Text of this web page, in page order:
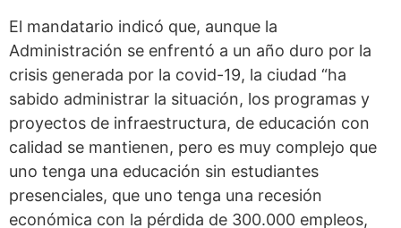
El mandatario indicó que, aunque la
Administración se enfrentó a un año duro por la
crisis generada por la covid-19, la ciudad “ha
sabido administrar la situación, los programas y
proyectos de infraestructura, de educación con
calidad se mantienen, pero es muy complejo que
uno tenga una educación sin estudiantes
presenciales, que uno tenga una recesión
económica con la pérdida de 300.000 empleos,